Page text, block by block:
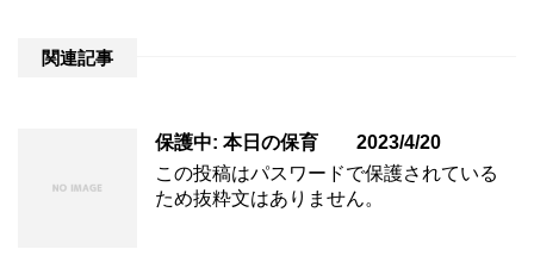
関連記事
保護中: 本日の保育 2023/4/20
この投稿はパスワードで保護されている
ため抜粋文はありません。